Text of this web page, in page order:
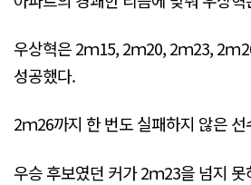
우상혁은 2ｍ15, 2ｍ20, 2ｍ23, 2ｍ
성공했다.
2ｍ26까지 한 번도 실패하지 않은
우승 후보였던 커가 2ｍ23을 넘지